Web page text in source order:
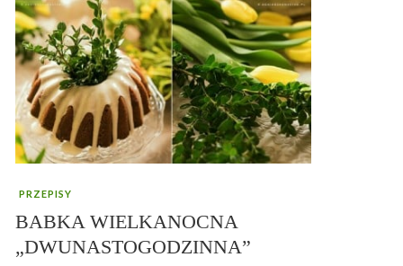
PRZEPISY
BABKA WIELKANOCNA
„DWUNASTOGODZINNA”